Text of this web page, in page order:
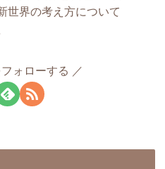
世界の考え方について
ォローする